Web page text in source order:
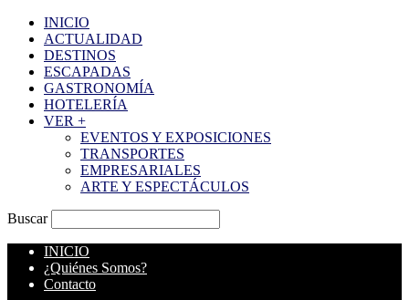
INICIO
ACTUALIDAD
DESTINOS
ESCAPADAS
GASTRONOMÍA
HOTELERÍA
VER +
EVENTOS Y EXPOSICIONES
TRANSPORTES
EMPRESARIALES
ARTE Y ESPECTÁCULOS
Buscar
INICIO
¿Quiénes Somos?
Contacto